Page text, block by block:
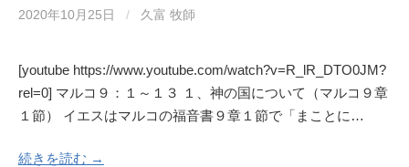
2020年10月25日 / 久富 牧師
[youtube https://www.youtube.com/watch?v=R_lR_DTO0JM?
rel=0] マルコ９：１～１３ １、神の国について（マルコ９章
１節） イエスはマルコの福音書９章１節で「まことに…
続きを読む →